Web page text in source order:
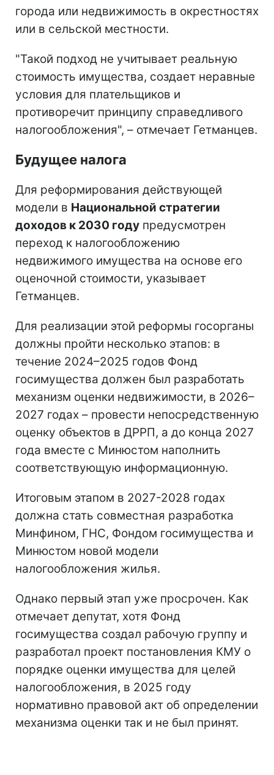
города или недвижимость в окрестностях
или в сельской местности.
"Такой подход не учитывает реальную
стоимость имущества, создает неравные
условия для плательщиков и
противоречит принципу справедливого
налогообложения", – отмечает Гетманцев.
Будущее налога
Для реформирования действующей
модели в Национальной стратегии
доходов к 2030 году предусмотрен
переход к налогообложению
недвижимого имущества на основе его
оценочной стоимости, указывает
Гетманцев.
Для реализации этой реформы госорганы
должны пройти несколько этапов: в
течение 2024–2025 годов Фонд
госимущества должен был разработать
механизм оценки недвижимости, в 2026–
2027 годах – провести непосредственную
оценку объектов в ДРРП, а до конца 2027
года вместе с Минюстом наполнить
соответствующую информационную.
Итоговым этапом в 2027-2028 годах
должна стать совместная разработка
Минфином, ГНС, Фондом госимущества и
Минюстом новой модели
налогообложения жилья.
Однако первый этап уже просрочен. Как
отмечает депутат, хотя Фонд
госимущества создал рабочую группу и
разработал проект постановления КМУ о
порядке оценки имущества для целей
налогообложения, в 2025 году
нормативно правовой акт об определении
механизма оценки так и не был принят.